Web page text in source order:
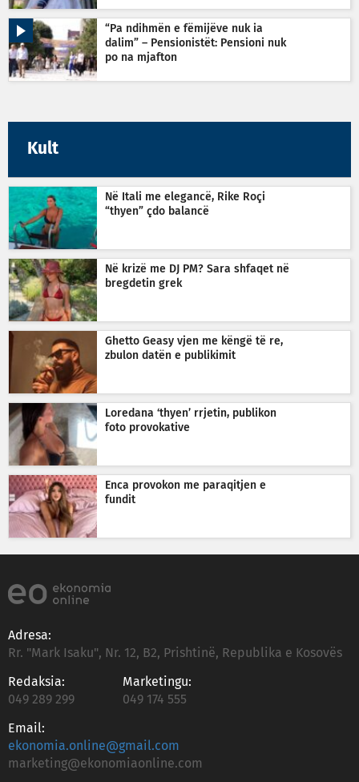
“Pa ndihmën e fëmijëve nuk ia
dalim” – Pensionistët: Pensioni nuk
po na mjafton
Kult
Në Itali me elegancë, Rike Roçi
“thyen” çdo balancë
Në krizë me DJ PM? Sara shfaqet në
bregdetin grek
Ghetto Geasy vjen me këngë të re,
zbulon datën e publikimit
Loredana ‘thyen’ rrjetin, publikon
foto provokative
Enca provokon me paraqitjen e
fundit
Adresa:
Rr. "Mark Isaku", Nr. 12, B2, Prishtinë, Republika e Kosovës
Redaksia:
049 289 299
Marketingu:
049 174 555
Email:
ekonomia.online@gmail.com
marketing@ekonomiaonline.com